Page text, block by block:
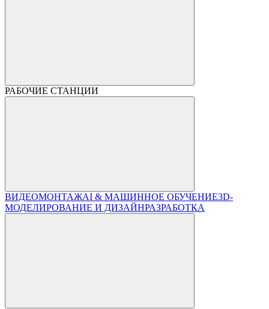
РАБОЧИЕ СТАНЦИИ
ВИДЕОМОНТАЖAI & МАШИННОЕ ОБУЧЕНИЕ3D-
МОДЕЛИРОВАНИЕ И ДИЗАЙНРАЗРАБОТКА